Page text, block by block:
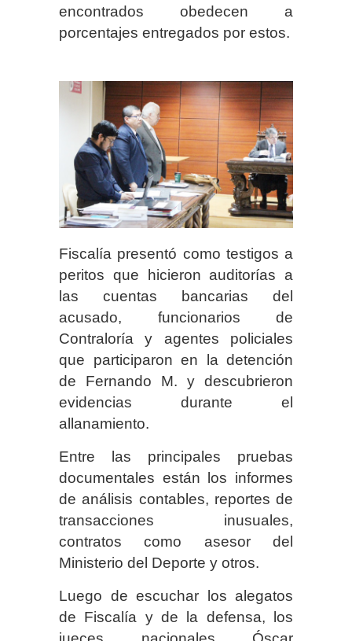
encontrados obedecen a
porcentajes entregados por estos.
Fiscalía presentó como testigos a
peritos que hicieron auditorías a
las cuentas bancarias del
acusado, funcionarios de
Contraloría y agentes policiales
que participaron en la detención
de Fernando M. y descubrieron
evidencias durante el
allanamiento.
Entre las principales pruebas
documentales están los informes
de análisis contables, reportes de
transacciones inusuales,
contratos como asesor del
Ministerio del Deporte y otros.
Luego de escuchar los alegatos
de Fiscalía y de la defensa, los